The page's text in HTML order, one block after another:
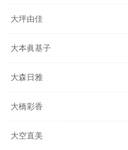
大坪由佳
大本眞基子
大森日雅
大橋彩香
大空直美